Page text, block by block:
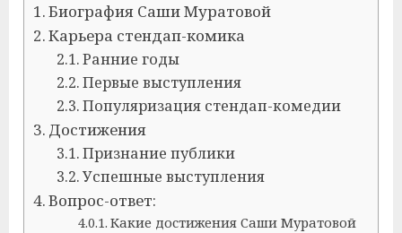
Биография Саши Муратовой
Карьера стендап-комика
Ранние годы
Первые выступления
Популяризация стендап-комедии
Достижения
Признание публики
Успешные выступления
Вопрос-ответ:
Какие достижения Саши Муратовой